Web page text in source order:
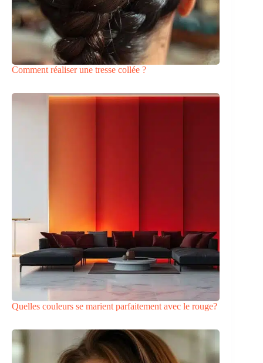
Comment réaliser une tresse collée ?
Quelles couleurs se marient parfaitement avec le rouge?